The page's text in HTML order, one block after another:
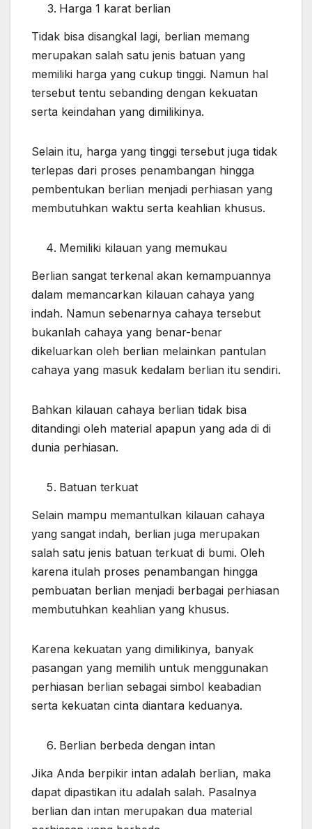
Harga 1 karat berlian
Tidak bisa disangkal lagi, berlian memang
merupakan salah satu jenis batuan yang
memiliki harga yang cukup tinggi. Namun hal
tersebut tentu sebanding dengan kekuatan
serta keindahan yang dimilikinya.
Selain itu, harga yang tinggi tersebut juga tidak
terlepas dari proses penambangan hingga
pembentukan berlian menjadi perhiasan yang
membutuhkan waktu serta keahlian khusus.
Memiliki kilauan yang memukau
Berlian sangat terkenal akan kemampuannya
dalam memancarkan kilauan cahaya yang
indah. Namun sebenarnya cahaya tersebut
bukanlah cahaya yang benar-benar
dikeluarkan oleh berlian melainkan pantulan
cahaya yang masuk kedalam berlian itu sendiri.
Bahkan kilauan cahaya berlian tidak bisa
ditandingi oleh material apapun yang ada di di
dunia perhiasan.
Batuan terkuat
Selain mampu memantulkan kilauan cahaya
yang sangat indah, berlian juga merupakan
salah satu jenis batuan terkuat di bumi. Oleh
karena itulah proses penambangan hingga
pembuatan berlian menjadi berbagai perhiasan
membutuhkan keahlian yang khusus.
Karena kekuatan yang dimilikinya, banyak
pasangan yang memilih untuk menggunakan
perhiasan berlian sebagai simbol keabadian
serta kekuatan cinta diantara keduanya.
Berlian berbeda dengan intan
Jika Anda berpikir intan adalah berlian, maka
dapat dipastikan itu adalah salah. Pasalnya
berlian dan intan merupakan dua material